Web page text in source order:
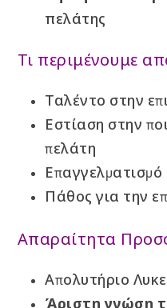
πελάτης
Τι περιμένουμε
Ταλέντο στην
Εστίαση στην
πελάτη
Επαγγελματισμό
Πάθος για την
Απαραίτητα
Απολυτήριο
Άριστη γνώση